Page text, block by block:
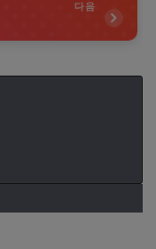
다음